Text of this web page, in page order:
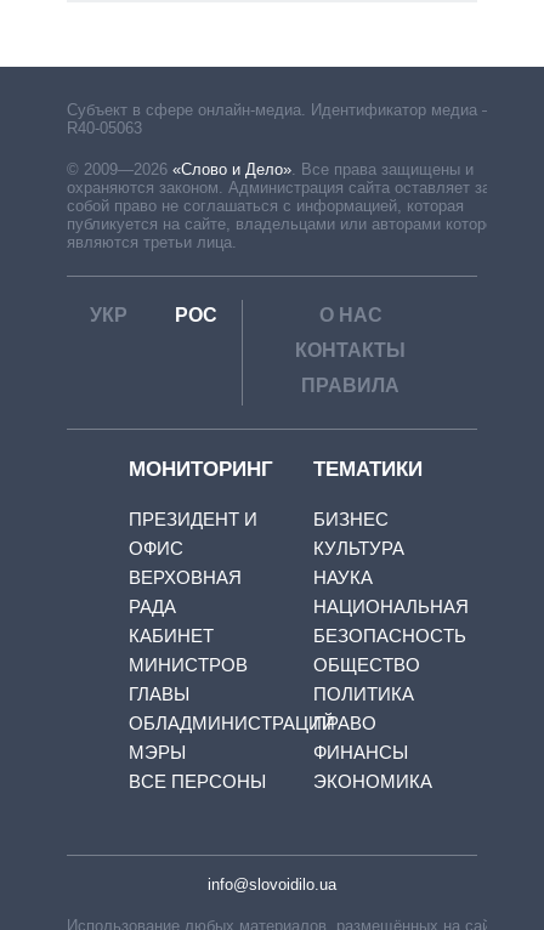
Субъект в сфере онлайн-медиа. Идентификатор медиа –
R40-05063
© 2009—2026 «Слово и Дело». Все права защищены и
охраняются законом. Администрация сайта оставляет за
собой право не соглашаться с информацией, которая
публикуется на сайте, владельцами или авторами которой
являются третьи лица.
УКР РОС
О НАС
КОНТАКТЫ
ПРАВИЛА
МОНИТОРИНГ
ПРЕЗИДЕНТ И
ОФИС
ВЕРХОВНАЯ
РАДА
КАБИНЕТ
МИНИСТРОВ
ГЛАВЫ
ОБЛАДМИНИСТРАЦИЙ
МЭРЫ
ВСЕ ПЕРСОНЫ
ТЕМАТИКИ
БИЗНЕС
КУЛЬТУРА
НАУКА
НАЦИОНАЛЬНАЯ
БЕЗОПАСНОСТЬ
ОБЩЕСТВО
ПОЛИТИКА
ПРАВО
ФИНАНСЫ
ЭКОНОМИКА
info@slovoidilo.ua
Использование любых материалов, размещённых на сайте,